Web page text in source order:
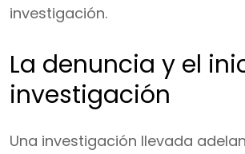
investigación.
La denuncia y el
investigación
Una investigación llevada